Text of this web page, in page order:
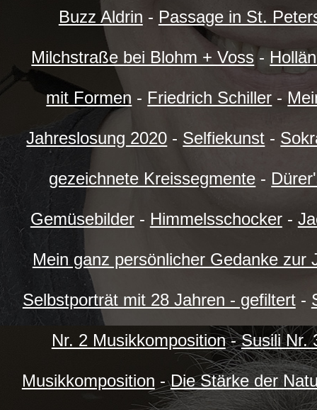
Buzz Aldrin - Passage in St.
Milchstraße bei Blohm + Voss -
mit Formen - Friedrich Schiller -
Jahreslosung 2020 - Selfiekunst -
gezeichnete Kreissegmente -
Gemüsebilder- Himmelsschocker-
Mein ganz persönlicher Gedanke zur
Selbstporträt mit 28 Jahren - gefiltert-
Nr. 2 Musikkomposition-Susili Nr.
Musikkomposition -Die Stärke der